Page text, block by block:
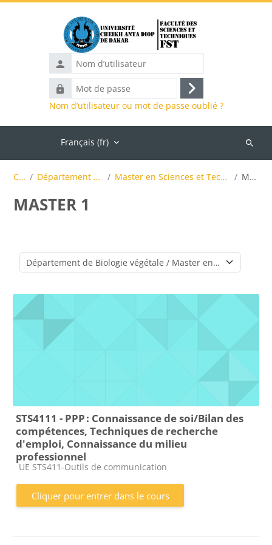
Nom
d’utilisateur
Mot
de
Connexion
Nom d’utilisateur ou mot de passe oublié ?
Français ‎(fr)‎
cours
Cours Département de Biologie végétale Master en Sciences et Technologies des Semences (MSTS) MASTER 1
MASTER 1
Catégories de cours
STS4111 - PPP : Connaissance de soi/Bilan des
compétences, Techniques de recherche
d'emploi, Connaissance du milieu
professionnel
Catégorie de cours
UE STS411-Outils de communication
Cliquer pour entrer dans le cours